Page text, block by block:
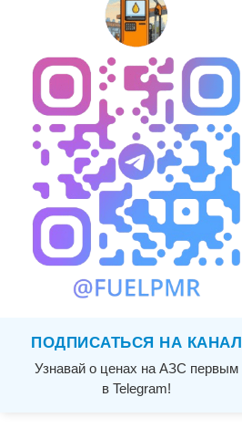
ПОДПИСАТЬСЯ НА КАНАЛ
Узнавай о ценах на АЗС первым
в Telegram!